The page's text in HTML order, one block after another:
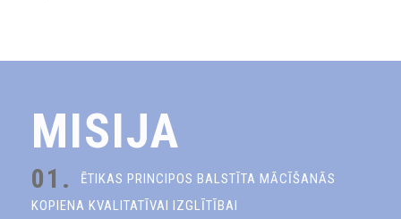
MISIJA
01.
ĒTIKAS PRINCIPOS BALSTĪTA MĀCĪŠANĀS
KOPIENA KVALITATĪVAI IZGLĪTĪBAI